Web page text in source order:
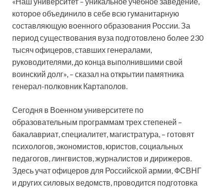
которое объединило в себе всю гуманитарную
составляющую военного образования России. За
период существования вуза подготовлено более 230
тысяч офицеров, ставших генералами,
руководителями, до конца выполнившими свой
воинский долг», – сказал на открытии памятника
генерал-полковник Картаполов.
Сегодня в Военном университете по
образовательным программам трех степеней –
бакалавриат, специалитет, магистратура, – готовят
психологов, экономистов, юристов, социальных
педагогов, лингвистов, журналистов и дирижеров.
Здесь учат офицеров для Российской армии, ФСВНГ
и других силовых ведомств, проводится подготовка